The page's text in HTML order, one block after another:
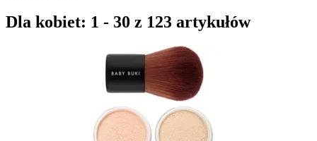
Dla kobiet: 1 - 30 z 123 artykułów